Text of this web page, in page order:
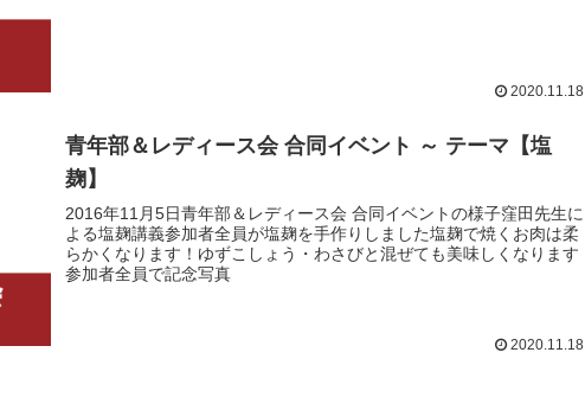
2020.11.18
青年部＆レディース会 合同イベント ～ テーマ【塩
麹】
2016年11月5日青年部＆レディース会 合同イベントの様子窪田先生に
よる塩麹講義参加者全員が塩麹を手作りしました塩麹で焼くお肉は柔
らかくなります！ゆずこしょう・わさびと混ぜても美味しくなります
参加者全員で記念写真
2020.11.18